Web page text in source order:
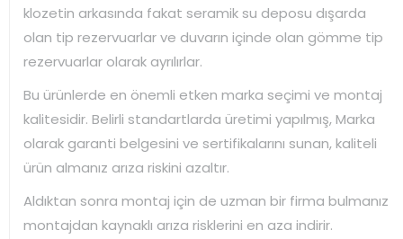
klozetin arkasında fakat seramik su deposu dışarda
olan tip rezervuarlar ve duvarın içinde olan gömme tip
rezervuarlar olarak ayrılırlar.
Bu ürünlerde en önemli etken marka seçimi ve montaj
kalitesidir. Belirli standartlarda üretimi yapılmış, Marka
olarak garanti belgesini ve sertifikalarını sunan, kaliteli
ürün almanız arıza riskini azaltır.
Aldıktan sonra montaj için de uzman bir firma bulmanız
montajdan kaynaklı arıza risklerini en aza indirir.